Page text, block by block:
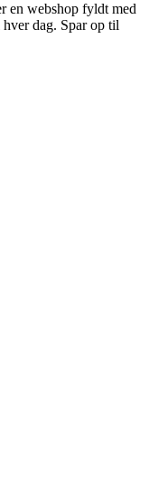
en webshop fyldt med
dag. Spar op til